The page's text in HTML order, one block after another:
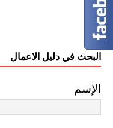
البحث في دليل الاعمال
الإسم